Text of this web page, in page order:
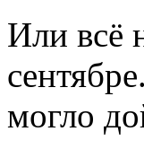
Или всё
могло